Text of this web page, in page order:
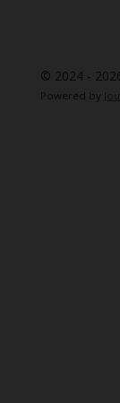
© 2024 -
Powered by